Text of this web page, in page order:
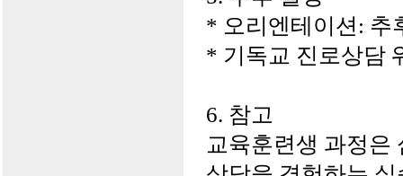
* 오리엔테이션: 추
* 기독교 진로상담
6. 참고
교육훈련생 과정은